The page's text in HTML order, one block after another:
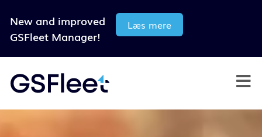
New and improved
GSFleet Manager!
Læs mere